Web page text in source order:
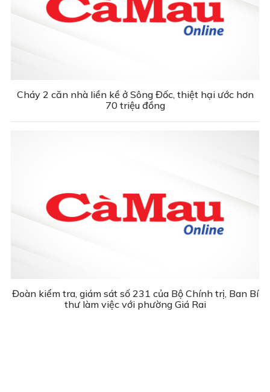
Cháy 2 căn nhà liền kề ở Sông Đốc, thiệt hại ước hơn
70 triệu đồng
Đoàn kiểm tra, giám sát số 231 của Bộ Chính trị, Ban Bí
thư làm việc với phường Giá Rai